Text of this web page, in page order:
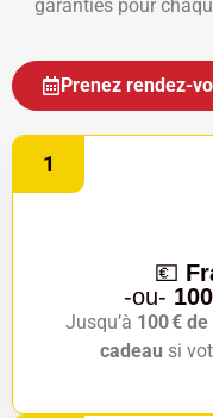
garanties pour
Prenez rendez-
1
💶
-ou-
Jusqu’à 100 €
cadeau si